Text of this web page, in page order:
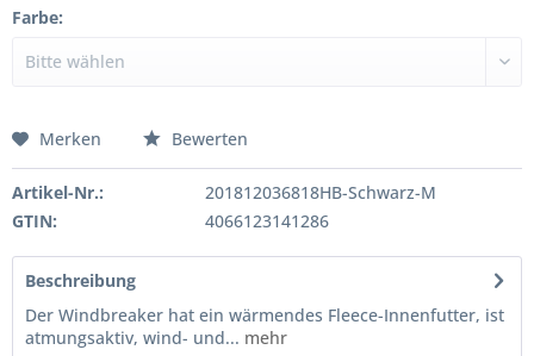
Farbe:
Merken Bewerten
Artikel-Nr.:
201812036818HB-Schwarz-M
GTIN:
4066123141286
Beschreibung
Der Windbreaker hat ein wärmendes Fleece-Innenfutter, ist
atmungsaktiv, wind- und... mehr